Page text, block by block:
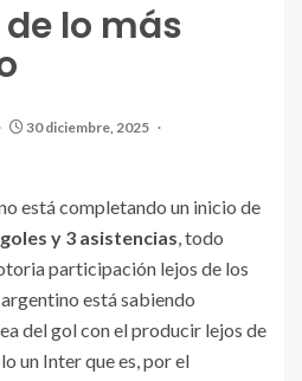
lo más
30 diciembre, 2025
de forma
está completando un inicio de
y 3 asistencias, todo
participación lejos de los
está sabiendo
del gol con el producir lejos de
un Inter que es, por el